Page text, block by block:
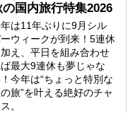
の国内旅行特集2026
は11年ぶりに9月シル
ウィークが到来！5連休
え、平日を組み合わせ
最大9連休も夢じゃな
今年は“ちょっと特別な
旅”を叶える絶好のチャ
。